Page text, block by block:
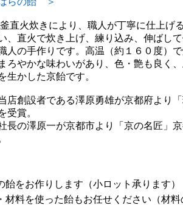
直火炊きにより、職人が丁寧に仕上げ
、直火で炊き上げ、練り込み、伸ばし
人の手作りです。高温（約１６０度）
ろやかな味わいがあり、色・艶も良く
生かした京飴です。
店創設者である澤原勇雄が京都府より
受賞。
長の澤原一が京都市より「京の名匠」
飴をお作りします（小ロット承ります）
材料を使った飴もお任せください（材